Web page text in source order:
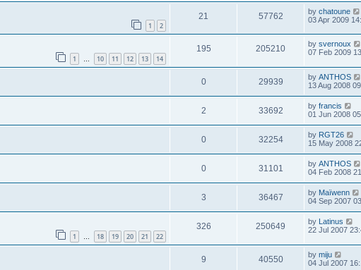
1 2
21 57762 by chatoune
03 Apr 2009
1 … 10 11 12 13 14
195 205210 by svernoux
07 Feb 2009
0 29939 by ANTHOS
13 Aug 2008
2 33692 by francis
01 Jun 2008
0 32254 by RGT26
15 May 2008
0 31101 by ANTHOS
04 Feb 2008
3 36467 by Maïwenn
04 Sep 2007
1 18 19 20 21 22
326 250649 by Latinus
22 Jul 2007
9 40550 by miju
04 Jul 2007